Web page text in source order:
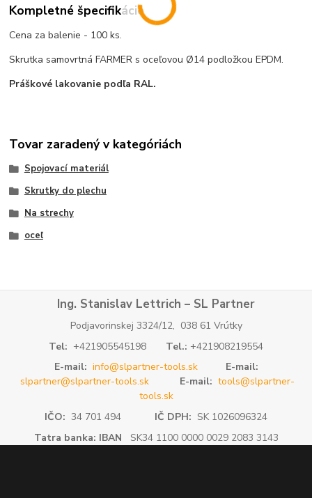
Kompletné špecifikácie
Cena za balenie - 100 ks.
Skrutka samovrtná FARMER s oceľovou Ø14 podložkou EPDM.
Práškové lakovanie podľa RAL.
Tovar zaradený v kategóriách
Spojovací materiál
Skrutky do plechu
Na strechy
oceľ
Ing. Stanislav Lettrich – SL Partner
Podjavorinskej 3324/12, 038 61 Vrútky
Tel: +421905545198 Tel.: +421908219554
E-mail: info@slpartner-tools.sk
E-mail:
slpartner@slpartner-tools.sk
E-mail: tools@slpartner-
tools.sk
IČO: 34 701 494 IČ DPH: SK 1026096324
Tatra banka: IBAN SK34 1100 0000 0029 2083 3143